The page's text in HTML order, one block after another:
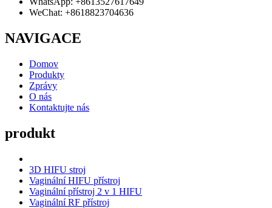
WeChat: +8618823704636
NAVIGACE
Domov
Produkty
Zprávy
O nás
Kontaktujte nás
produkt
3D HIFU stroj
Vaginální HIFU přístroj
Vaginální přístroj 2 v 1 HIFU
Vaginální RF přístroj